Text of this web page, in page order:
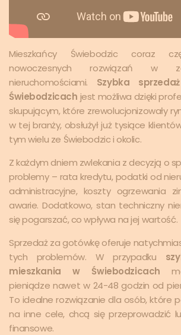
Mieszkańcy Świebodzic coraz
nowoczesnych rozwiązań w
nieruchomościami. Szybka
Świebodzicach jest możliwa dzięki
skupującym, które zrewolucjonizowały
w tej branży, obsłużył już tysiące
tym wielu ze Świebodzic i okolic.
Z każdym dniem zwlekania z decyzją o
problemy – rata kredytu, podatki od
administracyjne, koszty ogrzewania
awarie. Dodatkowo, stan techniczny
się pogarszać, co wpływa na jej wartość.
Sprzedaż za gotówkę oferuje
tych problemów. W przypadku
mieszkania w Świebodzicach
pieniądze nawet w 24-48 godzin od
To idealne rozwiązanie dla osób, które
na inne cele, chcą się przeprowadzić
finansowe.